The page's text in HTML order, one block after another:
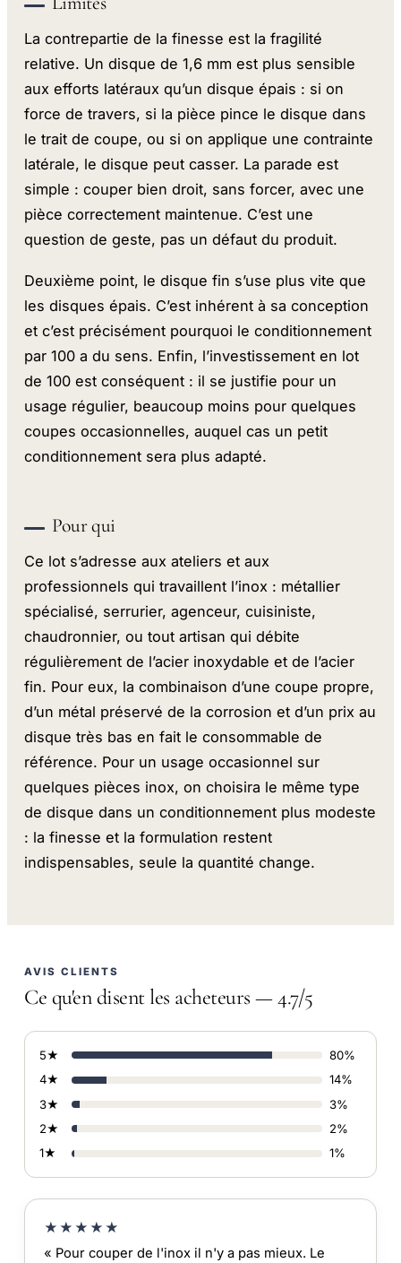
La contrepartie de la finesse est la fragilité
relative. Un disque de 1,6 mm est plus sensible
aux efforts latéraux qu’un disque épais : si on
force de travers, si la pièce pince le disque dans
le trait de coupe, ou si on applique une contrainte
latérale, le disque peut casser. La parade est
simple : couper bien droit, sans forcer, avec une
pièce correctement maintenue. C’est une
question de geste, pas un défaut du produit.
Deuxième point, le disque fin s’use plus vite que
les disques épais. C’est inhérent à sa conception
et c’est précisément pourquoi le conditionnement
par 100 a du sens. Enfin, l’investissement en lot
de 100 est conséquent : il se justifie pour un
usage régulier, beaucoup moins pour quelques
coupes occasionnelles, auquel cas un petit
conditionnement sera plus adapté.
Pour qui
Ce lot s’adresse aux ateliers et aux
professionnels qui travaillent l’inox : métallier
spécialisé, serrurier, agenceur, cuisiniste,
chaudronnier, ou tout artisan qui débite
régulièrement de l’acier inoxydable et de l’acier
fin. Pour eux, la combinaison d’une coupe propre,
d’un métal préservé de la corrosion et d’un prix au
disque très bas en fait le consommable de
référence. Pour un usage occasionnel sur
quelques pièces inox, on choisira le même type
de disque dans un conditionnement plus modeste
: la finesse et la formulation restent
indispensables, seule la quantité change.
AVIS CLIENTS
Ce qu'en disent les acheteurs — 4.7/5
5★
80%
4★
14%
3★
3%
2★
2%
1★
1%
★★★★★
« Pour couper de l'inox il n'y a pas mieux. Le